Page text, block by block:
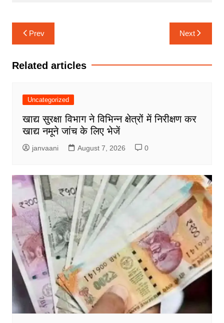
Post
navigation
Prev Next
Related articles
Uncategorized
खाद्य सुरक्षा विभाग ने विभिन्न क्षेत्रों में निरीक्षण कर
खाद्य नमूने जांच के लिए भेजें
janvaani August 7, 2026 0